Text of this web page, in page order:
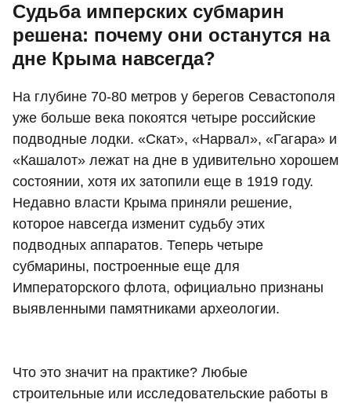
Судьба имперских субмарин
решена: почему они останутся на
дне Крыма навсегда?
На глубине 70-80 метров у берегов Севастополя
уже больше века покоятся четыре российские
подводные лодки. «Скат», «Нарвал», «Гагара» и
«Кашалот» лежат на дне в удивительно хорошем
состоянии, хотя их затопили еще в 1919 году.
Недавно власти Крыма приняли решение,
которое навсегда изменит судьбу этих
подводных аппаратов. Теперь четыре
субмарины, построенные еще для
Императорского флота, официально признаны
выявленными памятниками археологии.
Что это значит на практике? Любые
строительные или исследовательские работы в